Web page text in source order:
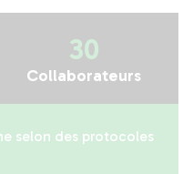
30
Collaborateurs
selon des protocoles